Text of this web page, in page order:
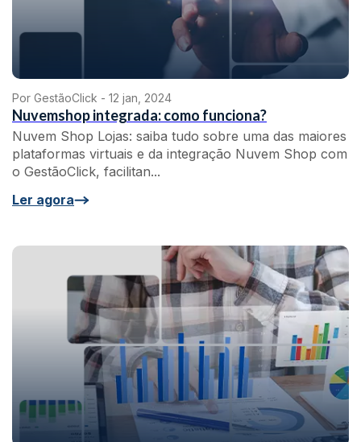
Por GestãoClick - 12 jan, 2024
Nuvemshop integrada: como funciona?
Nuvem Shop Lojas: saiba tudo sobre uma das maiores
plataformas virtuais e da integração Nuvem Shop com
o GestãoClick, facilitan...
Ler agora